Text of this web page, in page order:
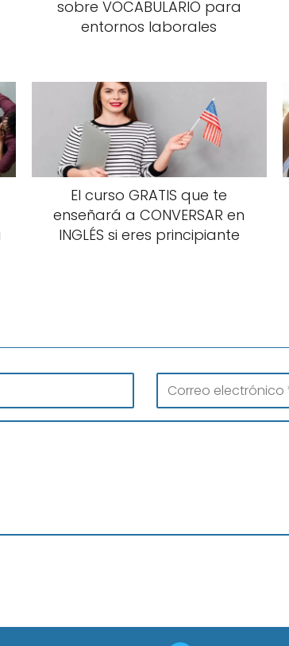
sobre VOCABULARIO para
entornos laborales
El curso GRATIS que te
enseñará a CONVERSAR en
INGLÉS si eres principiante